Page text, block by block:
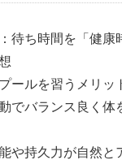
待ち時間を「健康
ールを習うメリッ
でバランス良く体
や持久力が自然と